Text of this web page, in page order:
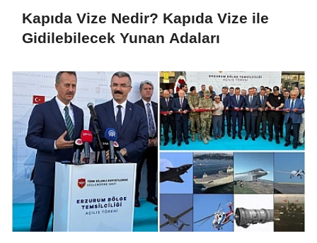
Kapıda Vize Nedir? Kapıda Vize ile
Gidilebilecek Yunan Adaları